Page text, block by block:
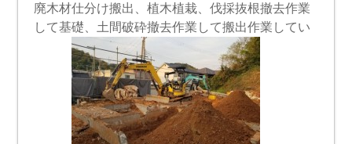
廃木材仕分け搬出、植木植栽、伐採抜根撤去作業
して基礎、土間破砕撤去作業して搬出作業してい